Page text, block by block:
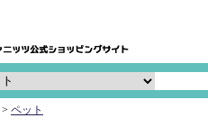
> ペット